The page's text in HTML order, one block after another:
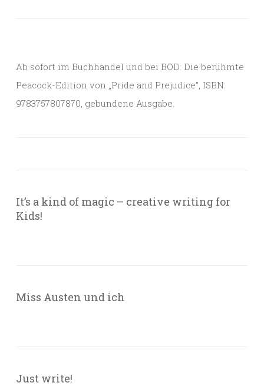
Ab sofort im Buchhandel und bei BOD: Die berühmte
Peacock-Edition von „Pride and Prejudice”, ISBN:
9783757807870, gebundene Ausgabe.
It’s a kind of magic – creative writing for
Kids!
Miss Austen und ich
Just write!